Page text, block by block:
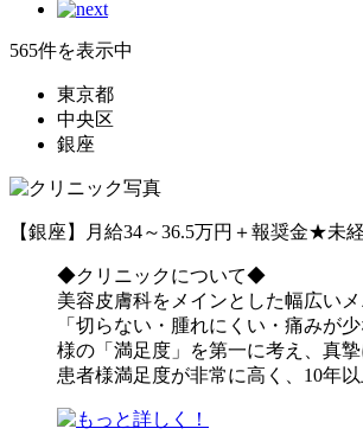
565件を表示中
東京都
中央区
銀座
【銀座】月給34～36.5万円＋報奨金★
◆クリニックについ
美容皮膚科をメインとした幅広い
「切らない・腫れにくい・痛みが
様の「満足度」を第一に考え、真
患者様満足度が非常に高く、10年